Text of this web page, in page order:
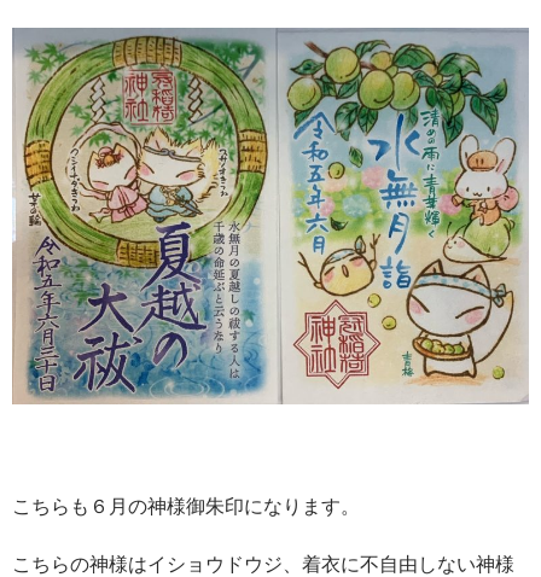
こちらも６月の神様御朱印になります。
こちらの神様はイショウドウジ、着衣に不自由しない神様